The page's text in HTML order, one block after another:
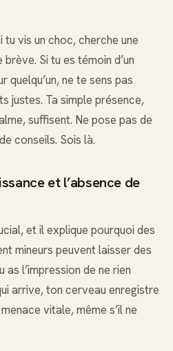
vis un choc, cherche une
Si tu es témoin d’un
quelqu’un, ne te sens pas
justes. Ta simple présence,
suffisent. Ne pose pas de
conseils. Sois là.
et l’absence de
et il explique pourquoi des
mineurs peuvent laisser des
l’impression de ne rien
arrive, ton cerveau enregistre
vitale, même s’il ne